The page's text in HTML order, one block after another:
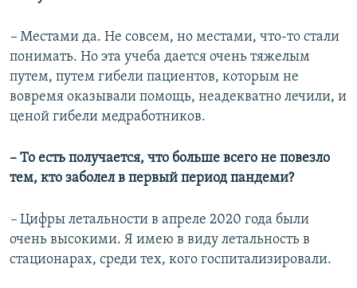
– Местами да. Не совсем, но местами, что-то стали
понимать. Но эта учеба дается очень тяжелым
путем, путем гибели пациентов, которым не
вовремя оказывали помощь, неадекватно лечили, и
ценой гибели медработников.
– То есть получается, что больше всего не повезло
тем, кто заболел в первый период пандеми?
– Цифры летальности в апреле 2020 года были
очень высокими. Я имею в виду летальность в
стационарах, среди тех, кого госпитализировали.